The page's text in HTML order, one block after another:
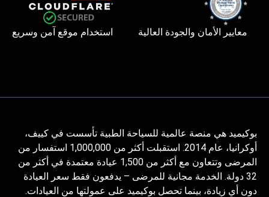
معايير الأمان والجودة العالية استخدام موقع آمن وسريع
بوكيميد هي منصة عالمية للسياحة الطبية تأسست في كييف،
أوكرانيا، عام 2014. استقبلت أكثر من 1,000,000 استفسار من
المرضى وتتعاون مع أكثر من 1,500 عيادة معتمدة في أكثر من
32 دولة. الخدمة مجانية للمرضى – يدفعون فقط سعر العيادة
دون أي زيادة، بينما تحصل بوكيميد على عمولتها من العيادات.